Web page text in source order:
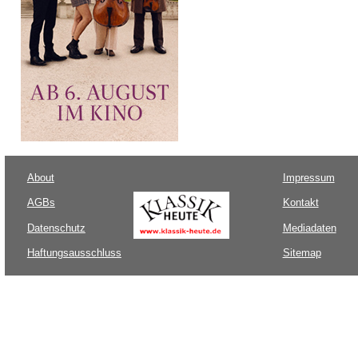
About
AGBs
Datenschutz
Haftungsausschluss
Impressum
Kontakt
Mediadaten
Sitemap